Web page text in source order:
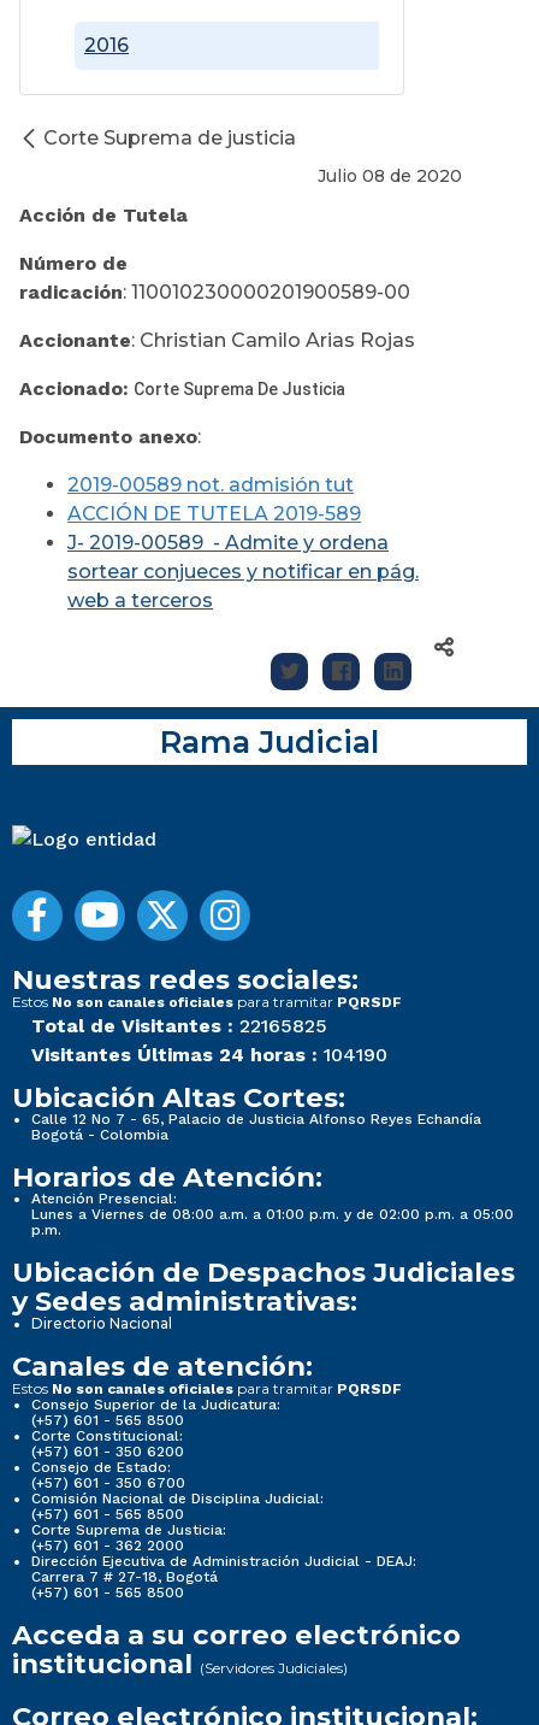
2016
Corte Suprema de justicia
Julio 08 de 2020
Acción de Tutela
Número de
radicación: 110010230000201900589-00
Accionante: Christian Camilo Arias Rojas
Accionado: Corte Suprema De Justicia
Documento anexo:
2019-00589 not. admisión tut
ACCIÓN DE TUTELA 2019-589
J- 2019-00589 - Admite y ordena
sortear conjueces y notificar en pág.
web a terceros
Rama Judicial
Nuestras redes sociales:
Estos No son canales oficiales para tramitar PQRSDF
Total de Visitantes : 22165825
Visitantes Últimas 24 horas : 104190
Ubicación Altas Cortes:
Calle 12 No 7 - 65, Palacio de Justicia Alfonso Reyes Echandía
Bogotá - Colombia
Horarios de Atención:
Atención Presencial:
Lunes a Viernes de 08:00 a.m. a 01:00 p.m. y de 02:00 p.m. a 05:00
p.m.
Ubicación de Despachos Judiciales
y Sedes administrativas:
Directorio Nacional
Canales de atención:
Estos No son canales oficiales para tramitar PQRSDF
Consejo Superior de la Judicatura:
(+57) 601 - 565 8500
Corte Constitucional:
(+57) 601 - 350 6200
Consejo de Estado:
(+57) 601 - 350 6700
Comisión Nacional de Disciplina Judicial:
(+57) 601 - 565 8500
Corte Suprema de Justicia:
(+57) 601 - 362 2000
Dirección Ejecutiva de Administración Judicial - DEAJ:
Carrera 7 # 27-18, Bogotá
(+57) 601 - 565 8500
Acceda a su correo electrónico
institucional (Servidores Judiciales)
Correo electrónico institucional: